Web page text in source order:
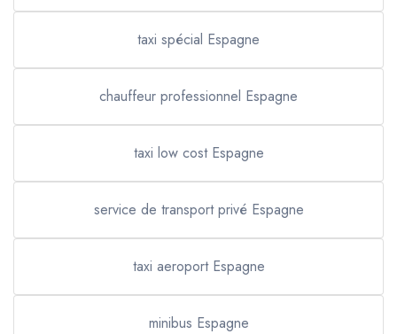
taxi spécial Espagne
chauffeur professionnel Espagne
taxi low cost Espagne
service de transport privé Espagne
taxi aeroport Espagne
minibus Espagne